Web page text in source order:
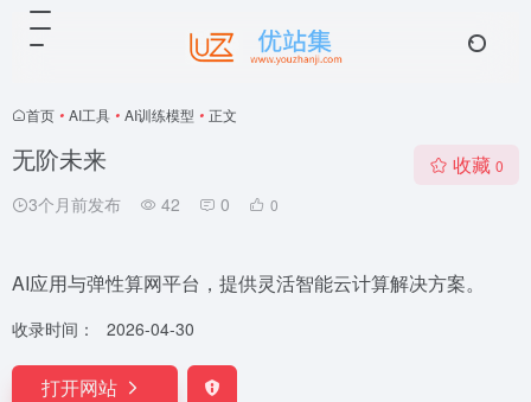
首页 • AI工具 • AI训练模型 • 正文
无阶未来
3个月前发布 42 0 0
收藏 0
AI应用与弹性算网平台，提供灵活智能云计算解决方案。
收录时间： 2026-04-30
打开网站